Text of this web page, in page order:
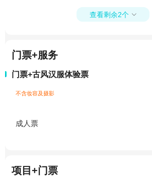
查看剩余2个 
门票+服务
门票+古风汉服体验票
不含妆容及摄影
成人票
项目+门票